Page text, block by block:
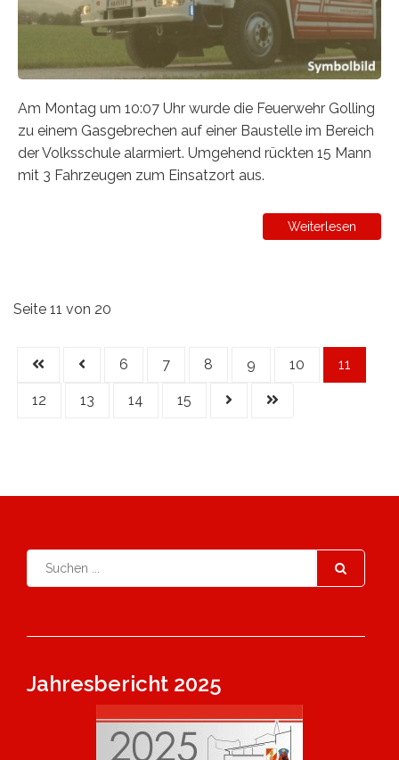
Am Montag um 10:07 Uhr wurde die Feuerwehr Golling
zu einem Gasgebrechen auf einer Baustelle im Bereich
der Volksschule alarmiert. Umgehend rückten 15 Mann
mit 3 Fahrzeugen zum Einsatzort aus.
Weiterlesen
Seite 11 von 20
6 7 8 9 10 11
12 13 14 15
Jahresbericht 2025